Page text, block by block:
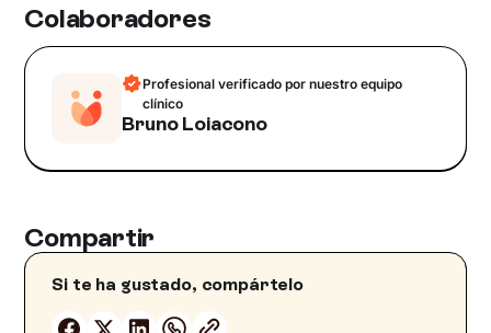
Colaboradores
Profesional verificado por nuestro equipo
clínico
Bruno Loiacono
Compartir
Si te ha gustado, compártelo